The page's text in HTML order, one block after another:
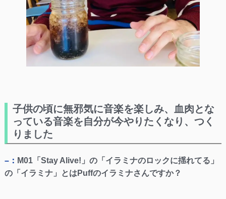
子供の頃に無邪気に音楽を楽しみ、血肉とな
っている音楽を自分が今やりたくなり、つく
りました
–： M01「Stay Alive!」の「イラミナのロックに揺れてる」
の「イラミナ」とはPuffのイラミナさんですか？